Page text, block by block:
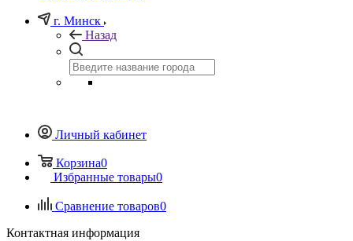
г. Минск
Назад
Личный кабинет
Корзина0
Избранные товары0
Сравнение товаров0
Контактная информация